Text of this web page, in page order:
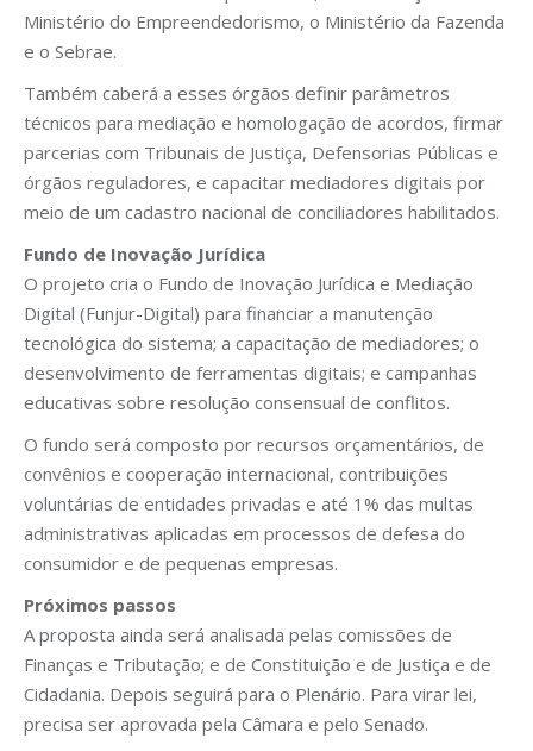
Ministério do Empreendedorismo, o Ministério da Fazenda
e o Sebrae.
Também caberá a esses órgãos definir parâmetros
técnicos para mediação e homologação de acordos, firmar
parcerias com Tribunais de Justiça, Defensorias Públicas e
órgãos reguladores, e capacitar mediadores digitais por
meio de um cadastro nacional de conciliadores habilitados.
Fundo de Inovação Jurídica
O projeto cria o Fundo de Inovação Jurídica e Mediação
Digital (Funjur-Digital) para financiar a manutenção
tecnológica do sistema; a capacitação de mediadores; o
desenvolvimento de ferramentas digitais; e campanhas
educativas sobre resolução consensual de conflitos.
O fundo será composto por recursos orçamentários, de
convênios e cooperação internacional, contribuições
voluntárias de entidades privadas e até 1% das multas
administrativas aplicadas em processos de defesa do
consumidor e de pequenas empresas.
Próximos passos
A proposta ainda será analisada pelas comissões de
Finanças e Tributação; e de Constituição e de Justiça e de
Cidadania. Depois seguirá para o Plenário. Para virar lei,
precisa ser aprovada pela Câmara e pelo Senado.